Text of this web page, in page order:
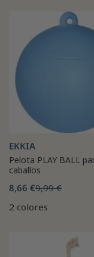
EKKIA
Pelota PLAY BALL
caballos
8,66 €9,99 €
2 colores